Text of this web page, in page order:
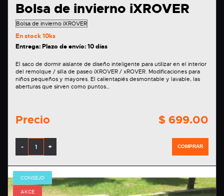
Bolsa de invierno iXROVER
En stock10ks
Entrega: Plazo de envío: 10 días
El saco de dormir aislante de diseño inteligente para utilizar en el interior
del remolque / silla de paseo iXROVER / xROVER. Modificaciones para
niños pequeños y mayores. El calientapiés desmontable y lavable, las
aberturas que sirven como puntos…
Precio $ 699.00
- + COMPRAR
CONSEJO
AKCE